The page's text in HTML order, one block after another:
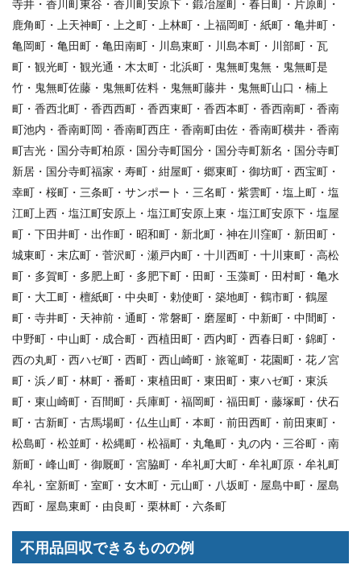
寺井・香川町東谷・香川町安原下・鍛冶屋町・春日町・片原町・
鹿角町・上天神町・上之町・上林町・上福岡町・紙町・亀井町・
亀岡町・亀田町・亀田南町・川島東町・川島本町・川部町・瓦
町・観光町・観光通・木太町・北浜町・鬼無町鬼無・鬼無町是
竹・鬼無町佐藤・鬼無町佐料・鬼無町藤井・鬼無町山口・楠上
町・香西北町・香西西町・香西東町・香西本町・香西南町・香南
町池内・香南町岡・香南町西庄・香南町由佐・香南町横井・香南
町吉光・国分寺町柏原・国分寺町国分・国分寺町新名・国分寺町
新居・国分寺町福家・寿町・紺屋町・郷東町・御坊町・西宝町・
幸町・桜町・三条町・サンポート・三名町・紫雲町・塩上町・塩
江町上西・塩江町安原上・塩江町安原上東・塩江町安原下・塩屋
町・下田井町・出作町・昭和町・新北町・神在川窪町・新田町・
城東町・末広町・菅沢町・瀬戸内町・十川西町・十川東町・高松
町・多賀町・多肥上町・多肥下町・田町・玉藻町・田村町・亀水
町・大工町・檀紙町・中央町・勅使町・築地町・鶴市町・鶴屋
町・寺井町・天神前・通町・常磐町・磨屋町・中新町・中間町・
中野町・中山町・成合町・西植田町・西内町・西春日町・錦町・
西の丸町・西ハゼ町・西町・西山崎町・旅篭町・花園町・花ノ宮
町・浜ノ町・林町・番町・東植田町・東田町・東ハゼ町・東浜
町・東山崎町・百間町・兵庫町・福岡町・福田町・藤塚町・伏石
町・古新町・古馬場町・仏生山町・本町・前田西町・前田東町・
松島町・松並町・松縄町・松福町・丸亀町・丸の内・三谷町・南
新町・峰山町・御厩町・宮脇町・牟礼町大町・牟礼町原・牟礼町
牟礼・室新町・室町・女木町・元山町・八坂町・屋島中町・屋島
西町・屋島東町・由良町・栗林町・六条町
不用品回収できるものの例